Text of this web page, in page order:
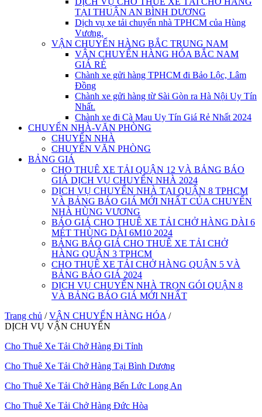
TẠI THUẬN AN BÌNH DƯƠNG
Dịch vụ xe tải chuyển nhà TPHCM của Hùng
Vương.
VẬN CHUYỂN HÀNG BẮC TRUNG NAM
VẬN CHUYỂN HÀNG HÓA BẮC NAM
GIÁ RẺ
Chành xe gửi hàng TPHCM đi Bảo Lộc, Lâm
Đồng
Chành xe gửi hàng từ Sài Gòn ra Hà Nội Uy Tín
Nhất.
Chành xe đi Cà Mau Uy Tín Giá Rẻ Nhất 2024
CHUYỂN NHÀ-VĂN PHÒNG
CHUYỂN NHÀ
CHUYỂN VĂN PHÒNG
BẢNG GIÁ
CHO THUÊ XE TẢI QUẬN 12 VÀ BẢNG BÁO
GIÁ DỊCH VỤ CHUYỂN NHÀ 2024
DỊCH VỤ CHUYỂN NHÀ TẠI QUẬN 8 TPHCM
VÀ BẢNG BÁO GIÁ MỚI NHẤT CỦA CHUYỂN
NHÀ HÙNG VƯƠNG
BÁO GIÁ CHO THUÊ XE TẢI CHỞ HÀNG DÀI 6
MÉT THÙNG DÀI 6M10 2024
BẢNG BÁO GIÁ CHO THUÊ XE TẢI CHỞ
HÀNG QUẬN 3 TPHCM
CHO THUÊ XE TẢI CHỞ HÀNG QUẬN 5 VÀ
BẢNG BÁO GIÁ 2024
DỊCH VỤ CHUYỂN NHÀ TRỌN GÓI QUẬN 8
VÀ BẢNG BÁO GIÁ MỚI NHẤT
Trang chủ / VẬN CHUYỂN HÀNG HÓA /
DỊCH VỤ VẬN CHUYỂN
Cho Thuê Xe Tải Chở Hàng Đi Tỉnh
Cho Thuê Xe Tải Chở Hàng Tại Bình Dương
Cho Thuê Xe Tải Chở Hàng Bến Lức Long An
Cho Thuê Xe Tải Chở Hàng Đức Hòa